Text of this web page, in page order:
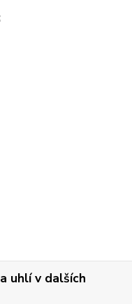
uhlí v dalších